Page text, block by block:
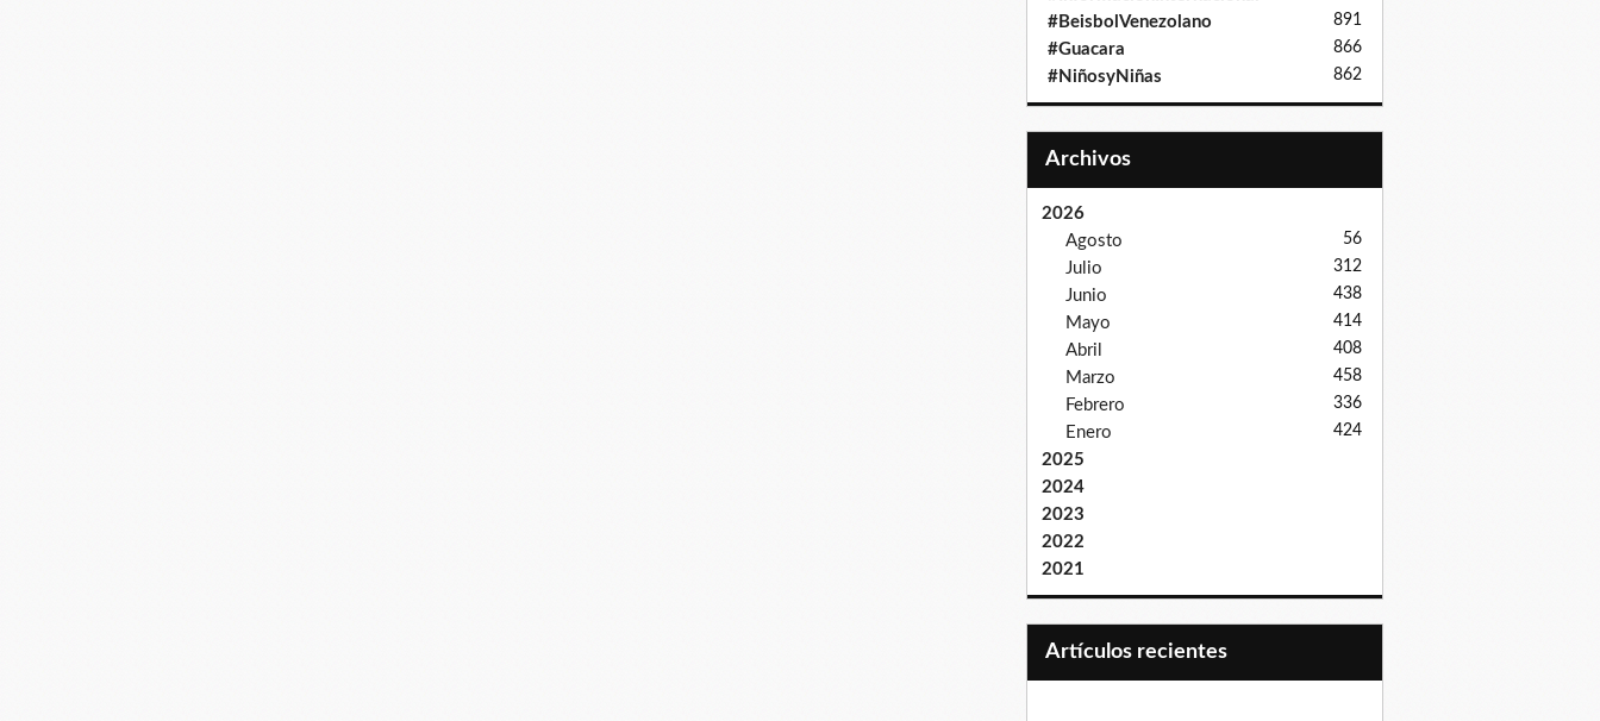
#BeisbolVenezolano 891
#Guacara 866
#NiñosyNiñas 862
Archivos
2026
Agosto
56
Julio 312
Junio 438
Mayo 414
Abril 408
Marzo 458
Febrero 336
Enero 424
2025
2024
2023
2022
2021
Artículos recientes